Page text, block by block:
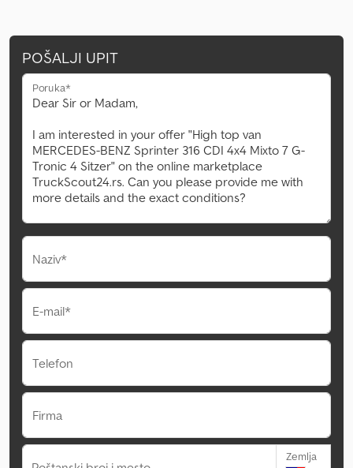
POŠALJI UPIT
Poruka*
Naziv*
E-mail*
Telefon
Firma
Zemlja